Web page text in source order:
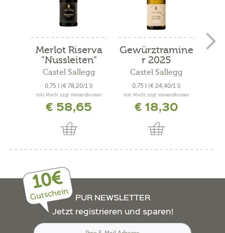
Merlot Riserva
"Nussleiten"
2020
Castel Sallegg
0,75 l (€ 78,20/1 l)
inkl. MwSt. zzgl. Versandkosten
€ 58,65
Gewürztramine
r 2025
Castel Sallegg
0,75 l (€ 24,40/1 l)
inkl. MwSt. zzgl. Versandkosten
€ 18,30
10€
Gutschein
PUR NEWSLETTER
Jetzt registrieren und sparen!